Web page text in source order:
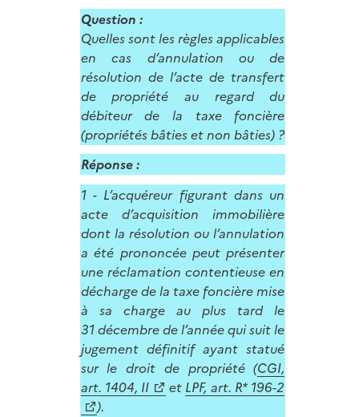
Question :
Quelles sont les règles applicables
en cas d’annulation ou de
résolution de l’acte de transfert
de propriété au regard du
débiteur de la taxe foncière
(propriétés bâties et non bâties) ?
Réponse :
1 - L’acquéreur figurant dans un
acte d’acquisition immobilière
dont la résolution ou l’annulation
a été prononcée peut présenter
une réclamation contentieuse en
décharge de la taxe foncière mise
à sa charge au plus tard le
31 décembre de l’année qui suit le
jugement définitif ayant statué
sur le droit de propriété (CGI,
art. 1404, II
et LPF, art. R* 196-2
).